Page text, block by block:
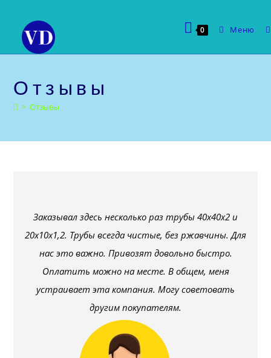
содержимому
0 Меню
Отзывы
> Отзывы
Заказывал здесь несколько раз трубы 40х40х2 и
20х10х1,2. Трубы всегда чистые, без ржавчины. Для
нас это важно. Привозят довольно быстро.
Оплатить можно на месте. В общем, меня
устраивает эта компания. Могу советовать
другим покупателям.